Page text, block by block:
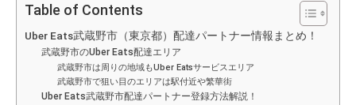
Table of Contents
Uber Eats武蔵野市（東京都）配達パートナー情報まとめ！
武蔵野市のUber Eats配達エリア
武蔵野市は周りの地域もUber Eatsサービスエリア
武蔵野市で狙い目のエリアは駅付近や繁華街
Uber Eats武蔵野市配達パートナー登録方法解説！